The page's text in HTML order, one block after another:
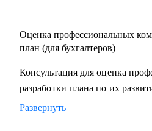
• Финансовым директорам,
• Бухгалтерам, которые хотят
• Главным бухгалтерам, которые
месте".
Оценка профессиональных
план (для бухгалтеров)
Консультация для оценка
разработки плана по их
Развернуть